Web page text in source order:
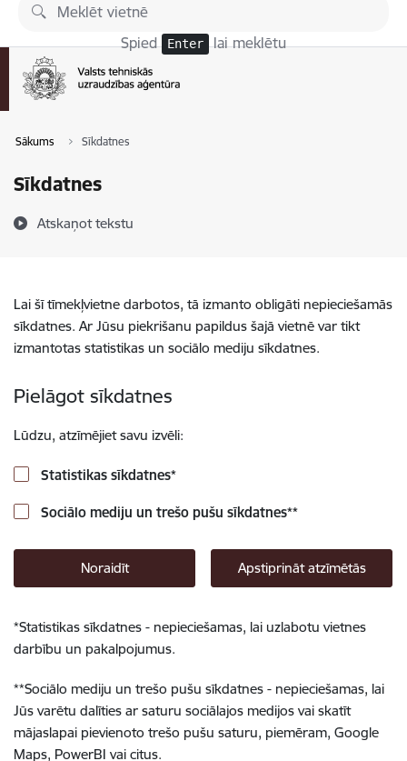
Pāriet uz lapas saturu
Spied Enter lai meklētu
Sākums Sīkdatnes
Sīkdatnes
Atskaņot tekstu
Lai šī tīmekļvietne darbotos, tā izmanto obligāti nepieciešamās
sīkdatnes. Ar Jūsu piekrišanu papildus šajā vietnē var tikt
izmantotas statistikas un sociālo mediju sīkdatnes.
Pielāgot sīkdatnes
Lūdzu, atzīmējiet savu izvēli:
Statistikas sīkdatnes*
Sociālo mediju un trešo pušu sīkdatnes**
Noraidīt Apstiprināt atzīmētās
*Statistikas sīkdatnes - nepieciešamas, lai uzlabotu vietnes
darbību un pakalpojumus.
**Sociālo mediju un trešo pušu sīkdatnes - nepieciešamas, lai
Jūs varētu dalīties ar saturu sociālajos medijos vai skatīt
mājaslapai pievienoto trešo pušu saturu, piemēram, Google
Maps, PowerBI vai citus.